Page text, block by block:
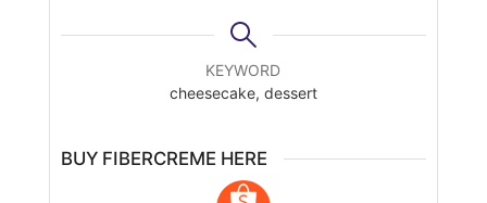
KEYWORD
cheesecake, dessert
BUY FIBERCREME HERE